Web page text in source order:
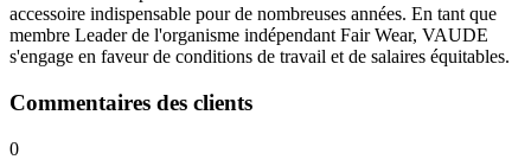
accessoire indispensable pour de nombreuses années. En tant que
membre Leader de l'organisme indépendant Fair Wear, VAUDE
s'engage en faveur de conditions de travail et de salaires équitables.
Commentaires des clients
0